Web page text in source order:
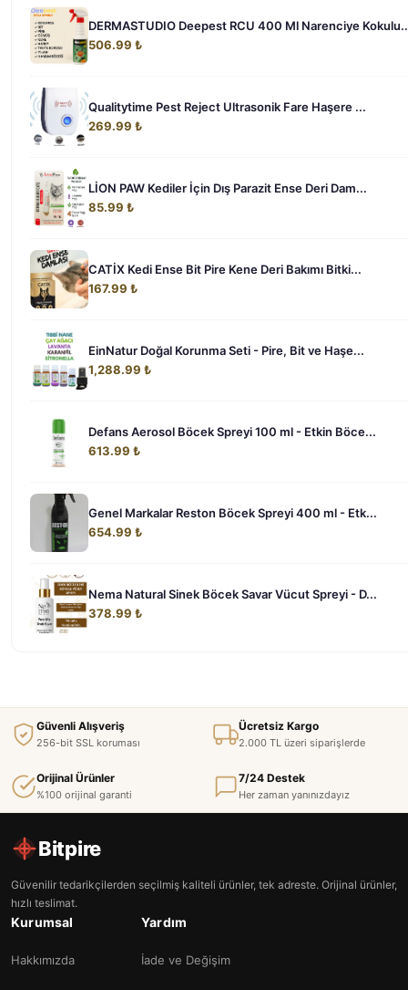
DERMASTUDIO Deepest RCU 400 Ml Narenciye
506.99 ₺
Qualitytime Pest Reject Ultrasonik Fare Haşere ...
269.99 ₺
LİON PAW Kediler İçin Dış Parazit Ense Deri Dam...
85.99 ₺
CATİX Kedi Ense Bit Pire Kene Deri Bakımı Bitki...
167.99 ₺
EinNatur Doğal Korunma Seti - Pire, Bit ve Haşe...
1,288.99 ₺
Defans Aerosol Böcek Spreyi 100 ml - Etkin Böce...
613.99 ₺
Genel Markalar Reston Böcek Spreyi 400 ml - Etk...
654.99 ₺
Nema Natural Sinek Böcek Savar Vücut Spreyi - D...
378.99 ₺
Güvenli Alışveriş
256-bit SSL koruması
Ücretsiz Kargo
2.000 TL üzeri siparişlerde
Orijinal Ürünler
%100 orijinal garanti
7/24 Destek
Her zaman yanınızdayız
Bitpire
Güvenilir tedarikçilerden seçilmiş kaliteli ürünler, tek adreste. Orijinal ürünler,
hızlı teslimat.
Kurumsal
Hakkımızda
Yardım
İade ve Değişim